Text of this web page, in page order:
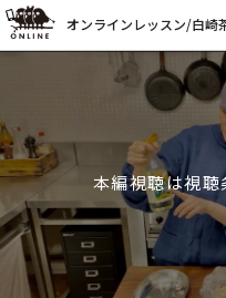
オンラインレッスン/白崎
本編視聴は視